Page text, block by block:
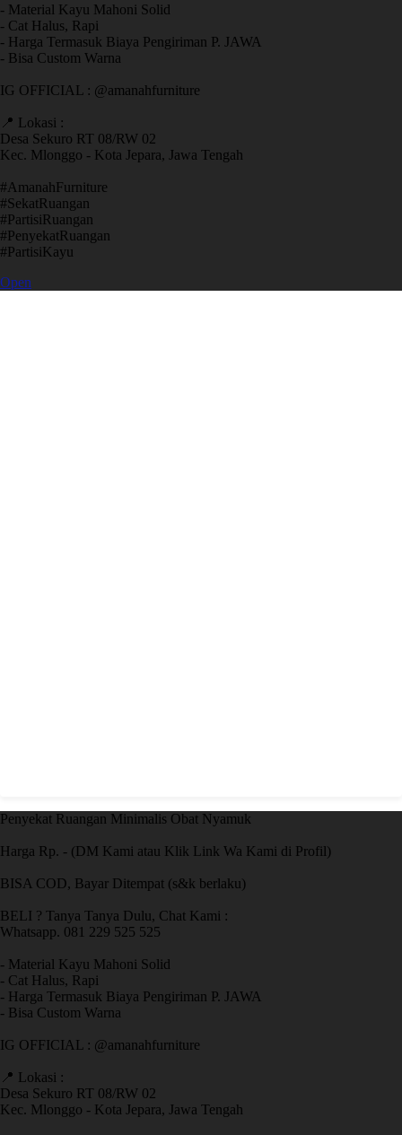
- Material Kayu Mahoni Solid
- Cat Halus, Rapi
- Harga Termasuk Biaya Pengiriman P. JAWA
- Bisa Custom Warna
IG OFFICIAL : @amanahfurniture
📍 Lokasi :
Desa Sekuro RT 08/RW 02
Kec. Mlonggo - Kota Jepara, Jawa Tengah
​#AmanahFurniture
​#SekatRuangan
​#PartisiRuangan
​#PenyekatRuangan
​#PartisiKayu
Open
Penyekat Ruangan Minimalis Obat Nyamuk
Harga Rp. - (DM Kami atau Klik Link Wa Kami di Profil)
BISA COD, Bayar Ditempat (s&k berlaku)
BELI ? Tanya Tanya Dulu, Chat Kami :
Whatsapp. 081 229 525 525
- Material Kayu Mahoni Solid
- Cat Halus, Rapi
- Harga Termasuk Biaya Pengiriman P. JAWA
- Bisa Custom Warna
IG OFFICIAL : @amanahfurniture
📍 Lokasi :
Desa Sekuro RT 08/RW 02
Kec. Mlonggo - Kota Jepara, Jawa Tengah